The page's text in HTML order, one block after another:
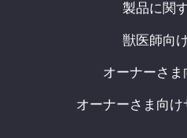
製品に関
獣医師向
オーナーさ
オーナーさま向